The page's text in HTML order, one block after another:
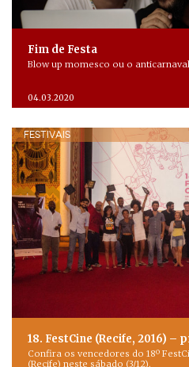
Fim de Festa
Blow up momesco ou o
04.03.2020
FESTIVAIS
18. FestCine (Recife, 2016) –
Confira os vencedores do 18º
(Recife) neste sábado (3/12).